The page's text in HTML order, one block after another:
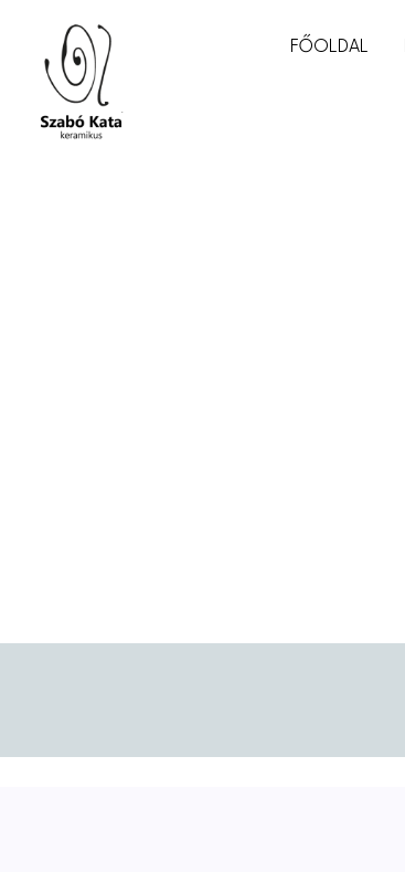
FŐOLDAL